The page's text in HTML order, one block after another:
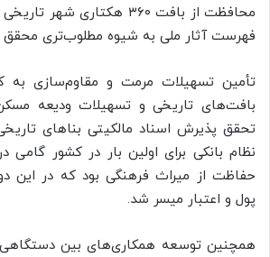
محافظت از بافت ۳۶۰ هکتاری
فهرست آثار ملی به شیوه مطلوب‌تری
تأمین تسهیلات مرمت و مقاوم‌سازی به
بافت‌های تاریخی و تسهیلات ودیعه
تحقق پذیرش اسناد مالکیتی بناهای
نظام بانکی برای اولین بار در کشور
حفاظت از میراث فرهنگی بود که در این
پول و اعتبار میسر شد.
همچنین توسعه همکاری‌های بین دستگاهی